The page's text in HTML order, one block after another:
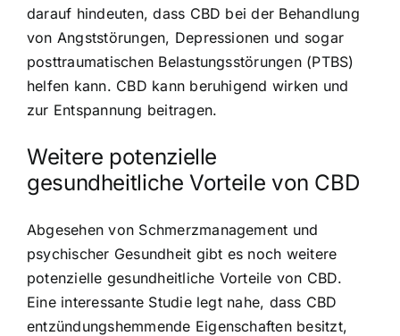
darauf hindeuten, dass CBD bei der Behandlung
von Angststörungen, Depressionen und sogar
posttraumatischen Belastungsstörungen (PTBS)
helfen kann. CBD kann beruhigend wirken und
zur Entspannung beitragen.
Weitere potenzielle
gesundheitliche Vorteile von CBD
Abgesehen von Schmerzmanagement und
psychischer Gesundheit gibt es noch weitere
potenzielle gesundheitliche Vorteile von CBD.
Eine interessante Studie legt nahe, dass CBD
entzündungshemmende Eigenschaften besitzt,